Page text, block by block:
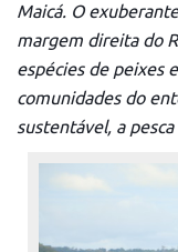
Maicá. O
margem direita do
espécies de peixes e
comunidades do
sustentável, a